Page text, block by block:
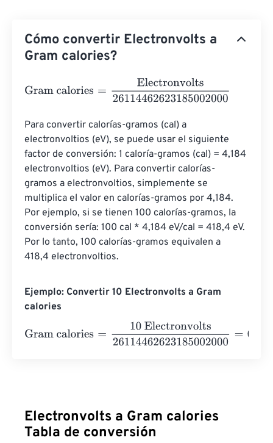
Cómo convertir Electronvolts a
Gram calories?
Gram calories Electronvolts26114462623185002000
Para convertir calorías-gramos (cal) a
electronvoltios (eV), se puede usar el siguiente
factor de conversión: 1 caloría-gramos (cal) = 4,184
electronvoltios (eV). Para convertir calorías-
gramos a electronvoltios, simplemente se
multiplica el valor en calorías-gramos por 4,184.
Por ejemplo, si se tienen 100 calorías-gramos, la
conversión sería: 100 cal * 4,184 eV/cal = 418,4 eV.
Por lo tanto, 100 calorías-gramos equivalen a
418,4 electronvoltios.
Ejemplo: Convertir 10 Electronvolts a Gram
calories
Gram calories
10 Electronvolts
Electronvolts a Gram calories
Tabla de conversión